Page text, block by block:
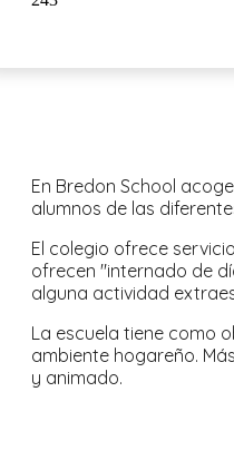
En Bredon School
alumnos de las
El colegio ofrece
ofrecen "internado de
alguna actividad
La escuela tiene como
ambiente hogareño.
y animado.